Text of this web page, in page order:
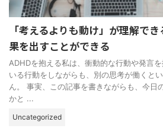
「考えるよりも動け」が理解で
果を出すことができる
ADHDを抱える私は、衝動的な行動や発言
いる行動をしながらも、別の思考が働くと
ん。 事実、この記事を書きながらも、今日
かと ...
Uncategorized